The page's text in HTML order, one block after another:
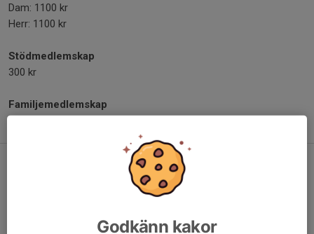
Dam: 1100 kr
Herr: 1100 kr
Stödmedlemskap
300 kr
Familjemedlemskap
1700 kr
När ska avgifterna betalas?
får sin faktura i början av varje säsong,
betala. Fakturan skickas via mejl men du kan även hitta den i
Godkänn kakor